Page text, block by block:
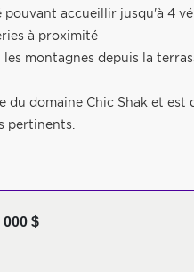
pouvant accueillir jusqu'à 4
à proximité
les montagnes depuis la
du domaine Chic Shak et
pertinents.
$